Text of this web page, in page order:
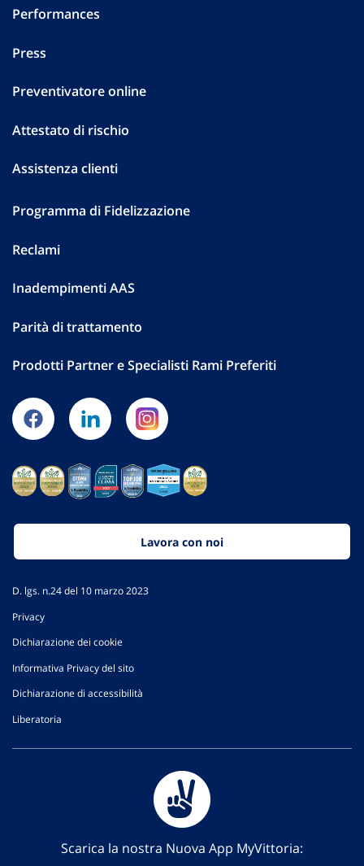
Performances
Press
Preventivatore online
Attestato di rischio
Assistenza clienti
Programma di Fidelizzazione
Reclami
Inadempimenti AAS
Parità di trattamento
Prodotti Partner e Specialisti Rami Preferiti
Lavora con noi
D. lgs. n.24 del 10 marzo 2023
Privacy
Dichiarazione dei cookie
Informativa Privacy del sito
Dichiarazione di accessibilità
Liberatoria
Scarica la nostra Nuova App MyVittoria: